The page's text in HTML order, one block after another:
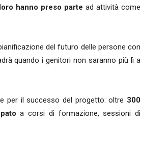
hanno preso parte ad attività come
del futuro delle persone con
quando i genitori non saranno più lì a
per il successo del progetto: oltre 300
a corsi di formazione, sessioni di